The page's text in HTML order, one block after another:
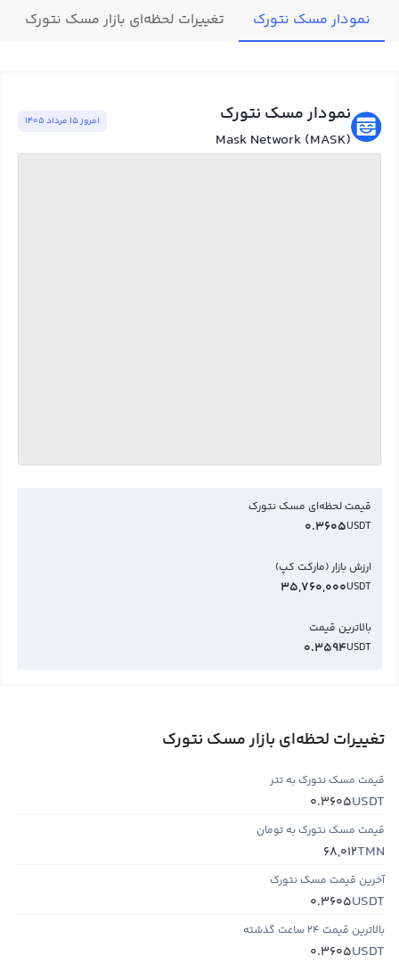
نمودار مسک نتورک تغییرات لحظه‌ای بازار مسک نتورک
نمودار مسک نتورک
Mask Network (MASK)
امروز ١٥ مرداد ١٤٠٥
قیمت لحظه‌ای مسک نتورک
USDT
0.3605
ارزش بازار (مارکت کپ)
USDT
35,760,000
بالاترین قیمت
USDT
0.3594
تغییرات لحظه‌ای بازار مسک نتورک
قیمت مسک نتورک به تتر
USDT
0.3605
قیمت مسک نتورک به تومان
TMN
68,012
آخرین قیمت مسک نتورک
USDT
0.3605
بالاترین قیمت ۲۴ ساعت گذشته
USDT
0.3605